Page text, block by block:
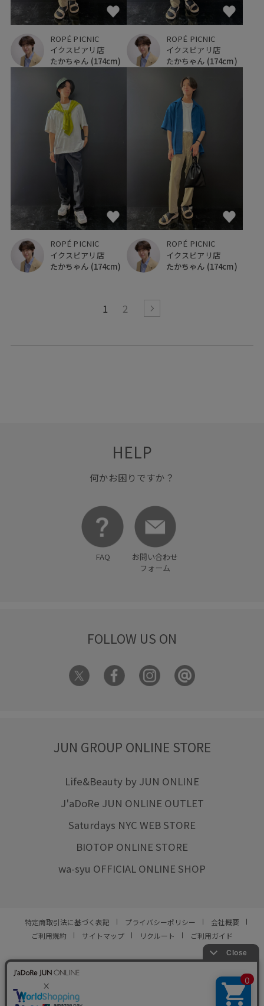
ROPÉ PICNIC
イクスピアリ店
たかちゃん (174cm)
ROPÉ PICNIC
イクスピアリ店
たかちゃん (174cm)
ROPÉ PICNIC
イクスピアリ店
たかちゃん (174cm)
ROPÉ PICNIC
イクスピアリ店
たかちゃん (174cm)
1 2
HELP
何かお困りですか？
FAQ
お問い合わせ
フォーム
FOLLOW US ON
JUN GROUP ONLINE STORE
Life&Beauty by JUN ONLINE
J'aDoRe JUN ONLINE OUTLET
Saturdays NYC WEB STORE
BIOTOP ONLINE STORE
wa-syu OFFICIAL ONLINE SHOP
特定商取引法に基づく表記 プライバシーポリシー
会社概要
ご利用規約
サイトマップ リクルート ご利用ガイド
© JUN CO.,LTD. ALL RIGHTS RESERVED.